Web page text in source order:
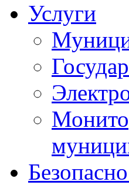
Услуги